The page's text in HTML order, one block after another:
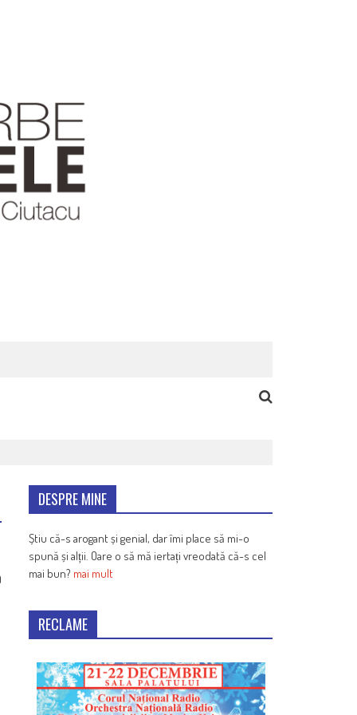
DESPRE MINE
Știu că-s arogant și genial, dar îmi place să mi-o
spună și alții. Oare o să mă iertați vreodată că-s cel
mai bun? mai mult
RECLAME